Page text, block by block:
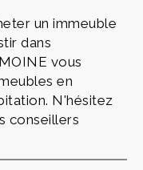
un immeuble
dans
vous
en
N'hésitez
conseillers